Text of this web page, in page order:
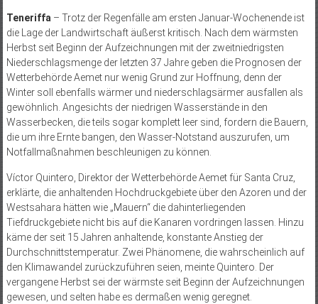
Teneriffa– Trotz der Regenfälle am ersten Januar-Wochenende ist
die Lage der Landwirtschaft äußerst kritisch. Nach dem wärmsten
Herbst seit Beginn der Aufzeichnungen mit der zweitniedrigsten
Niederschlagsmenge der letzten 37 Jahre geben die Prognosen der
Wetterbehörde Aemet nur wenig Grund zur Hoffnung, denn der
Winter soll ebenfalls wärmer und niederschlagsärmer ausfallen als
gewöhnlich. Angesichts der niedrigen Wasserstände in den
Wasserbecken, die teils sogar komplett leer sind, fordern die Bauern,
die um ihre Ernte bangen, den Wasser-Notstand auszurufen, um
Notfallmaßnahmen beschleunigen zu können.
Víctor Quintero, Direktor der Wetterbehörde Aemet für Santa Cruz,
erklärte, die anhaltenden Hochdruckgebiete über den Azoren und der
Westsahara hätten wie „Mauern“ die dahinterliegenden
Tiefdruckgebiete nicht bis auf die Kanaren vordringen lassen. Hinzu
käme der seit 15 Jahren anhaltende, konstante Anstieg der
Durchschnittstemperatur. Zwei Phänomene, die wahrscheinlich auf
den Klimawandel zurückzuführen seien, meinte Quintero. Der
vergangene Herbst sei der wärmste seit Beginn der Aufzeichnungen
gewesen, und selten habe es dermaßen wenig geregnet.